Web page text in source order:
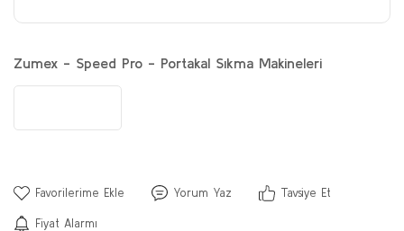
Zumex - Speed Pro - Portakal Sıkma Makineleri
Yorum Yaz Tavsiye Et
Fiyat Alarmı